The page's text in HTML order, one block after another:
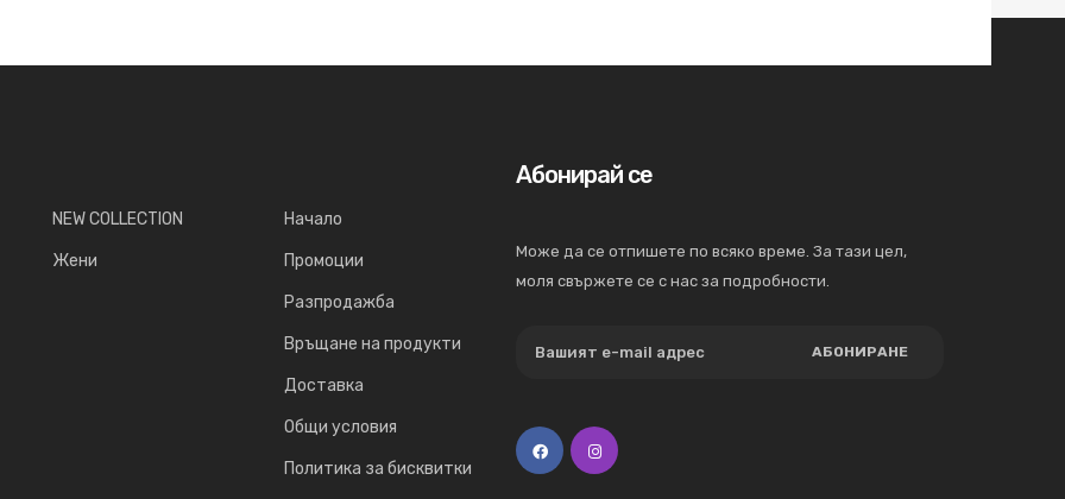
NEW COLLECTION
Жени
Начало
Промоции
Разпродажба
Връщане на продукти
Доставка
Общи условия
Политика за бисквитки
Абонирай се
Може да се отпишете по всяко време. За тази цел,
моля свържете се с нас за подробности.
АБОНИРАНЕ